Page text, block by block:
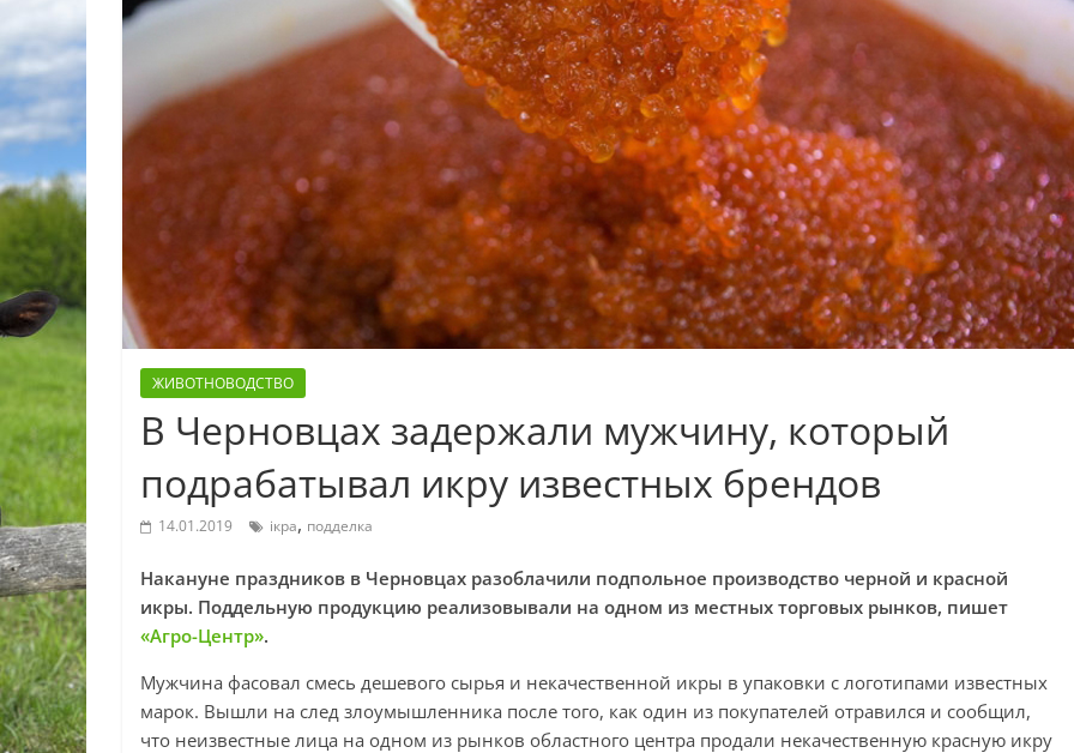
ЖИВОТНОВОДСТВО
В Черновцах задержали мужчину, который
подрабатывал икру известных брендов
14.01.2019 ікра, подделка
Накануне праздников в Черновцах разоблачили подпольное производство черной и красной
икры. Поддельную продукцию реализовывали на одном из местных торговых рынков, пишет
«Агро-Центр».
Мужчина фасовал смесь дешевого сырья и некачественной икры в упаковки с логотипами известных
марок. Вышли на след злоумышленника после того, как один из покупателей отравился и сообщил,
что неизвестные лица на одном из рынков областного центра продали некачественную красную икру